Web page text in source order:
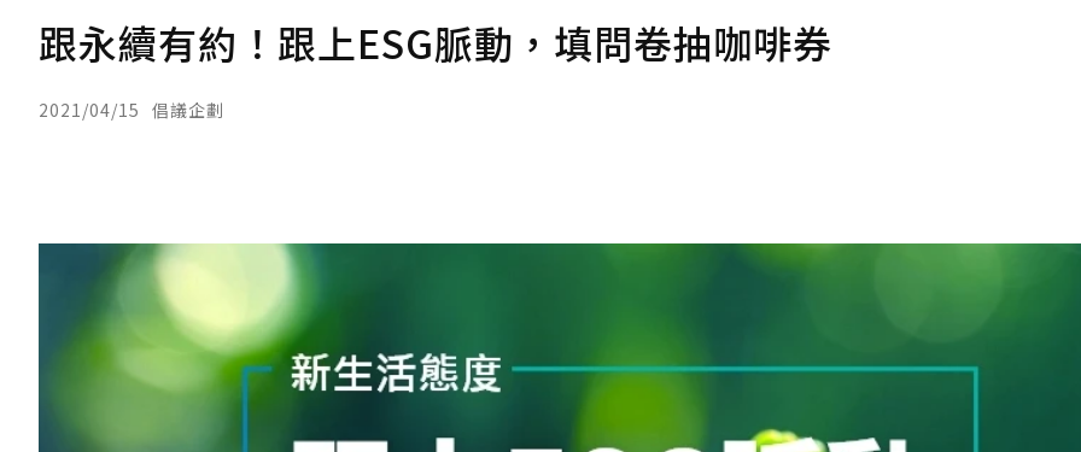
跟永續有約！跟上ESG脈動，填問卷抽咖啡券
2021/04/15 倡議企劃